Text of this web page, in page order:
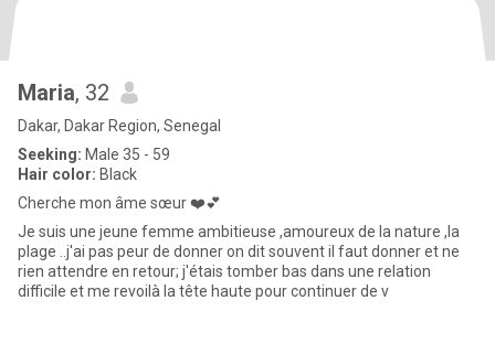
Maria, 32
Dakar, Dakar Region, Senegal
Seeking: Male 35 - 59
Hair color: Black
Cherche mon âme sœur ❤️💕
Je suis une jeune femme ambitieuse ,amoureux de la nature ,la
plage ..j'ai pas peur de donner on dit souvent il faut donner et ne
rien attendre en retour; j'étais tomber bas dans une relation
difficile et me revoilà la tête haute pour continuer de v